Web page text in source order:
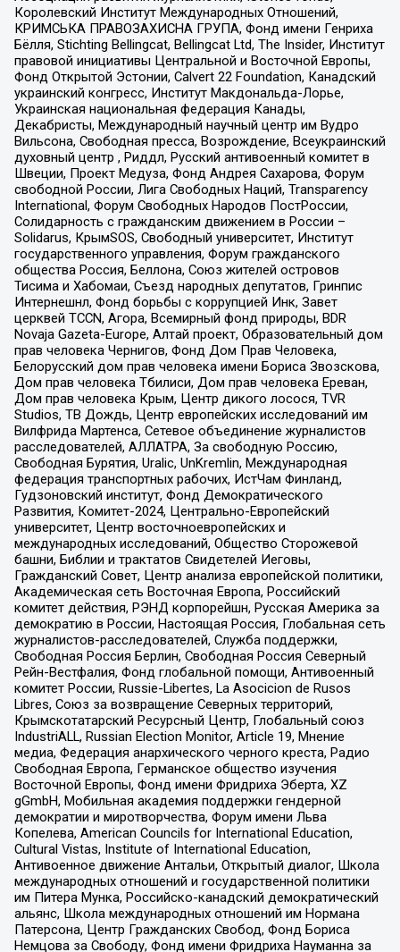
Королевский Институт Международных Отношений,
КРИМСЬКА ПРАВОЗАХИСНА ГРУПА, Фонд имени Генриха
Бёлля, Stichting Bellingcat, Bellingcat Ltd, The Insider, Институт
правовой инициативы Центральной и Восточной Европы,
Фонд Открытой Эстонии, Calvert 22 Foundation, Канадский
украинский конгресс, Институт Макдональда-Лорье,
Украинская национальная федерация Канады,
Декабристы, Международный научный центр им Вудро
Вильсона, Свободная пресса, Возрождение, Всеукраинский
духовный центр , Риддл, Русский антивоенный комитет в
Швеции, Проект Медуза, Фонд Андрея Сахарова, Форум
свободной России, Лига Свободных Наций, Transparеncy
International, Форум Свободных Народов ПостРоссии,
Солидарность с гражданским движением в России –
Solidarus, КрымSOS, Свободный университет, Институт
государственного управления, Форум гражданского
общества Россия, Беллона, Союз жителей островов
Тисима и Хабомаи, Съезд народных депутатов, Гринпис
Интернешнл, Фонд борьбы с коррупцией Инк, Завет
церквей TCCN, Агора, Всемирный фонд природы, BDR
Novaja Gazeta-Europe, Алтай проект, Образовательный дом
прав человека Чернигов, Фонд Дом Прав Человека,
Белорусский дом прав человека имени Бориса Звозскова,
Дом прав человека Тбилиси, Дом прав человека Ереван,
Дом прав человека Крым, Центр дикого лосося, TVR
Studios, ТВ Дождь, Центр европейских исследований им
Вилфрида Мартенса, Сетевое объединение журналистов
расследователей, АЛЛАТРА, За свободную Россию,
Свободная Бурятия, Uralic, UnKremlin, Международная
федерация транспортных рабочих, ИстЧам Финланд,
Гудзоновский институт, Фонд Демократического
Развития, Комитет-2024, Центрально-Европейский
университет, Центр восточноевропейских и
международных исследований, Общество Сторожевой
башни, Библии и трактатов Свидетелей Иеговы,
Гражданский Совет, Центр анализа европейской политики,
Академическая сеть Восточная Европа, Российский
комитет действия, РЭНД корпорейшн, Русская Америка за
демократию в России, Настоящая Россия, Глобальная сеть
журналистов-расследователей, Служба поддержки,
Свободная Россия Берлин, Свободная Россия Северный
Рейн-Вестфалия, Фонд глобальной помощи, Антивоенный
комитет России, Russie-Libertes, La Asocicion de Rusos
Libres, Союз за возвращение Северных территорий,
Крымскотатарский Ресурсный Центр, Глобальный союз
IndustriALL, Russian Election Monitor, Article 19, Мнение
медиа, Федерация анархического черного креста, Радио
Свободная Европа, Германское общество изучения
Восточной Европы, Фонд имени Фридриха Эберта, XZ
gGmbH, Мобильная академия поддержки гендерной
демократии и миротворчества, Форум имени Льва
Копелева, American Councils for International Education,
Cultural Vistas, Institute of International Education,
Антивоенное движение Антальи, Открытый диалог, Школа
международных отношений и государственной политики
им Питера Мунка, Российско-канадский демократический
альянс, Школа международных отношений им Нормана
Патерсона, Центр Гражданских Свобод, Фонд Бориса
Немцова за Свободу, Фонд имени Фридриха Науманна за